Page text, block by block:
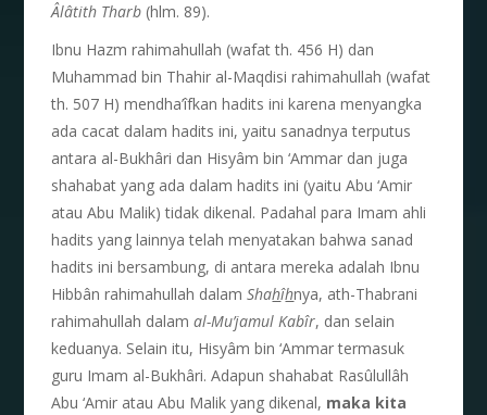
Âlâtith Tharb (hlm. 89).
Ibnu Hazm rahimahullah (wafat th. 456 H) dan
Muhammad bin Thahir al-Maqdisi rahimahullah (wafat
th. 507 H) mendha’îfkan hadits ini karena menyangka
ada cacat dalam hadits ini, yaitu sanadnya terputus
antara al-Bukhâri dan Hisyâm bin ‘Ammar dan juga
shahabat yang ada dalam hadits ini (yaitu Abu ‘Amir
atau Abu Malik) tidak dikenal. Padahal para Imam ahli
hadits yang lainnya telah menyatakan bahwa sanad
hadits ini bersambung, di antara mereka adalah Ibnu
Hibbân rahimahullah dalamShahîhnya, ath-Thabrani
rahimahullah dalamal-Mu’jamul Kabîr, dan selain
keduanya. Selain itu, Hisyâm bin ‘Ammar termasuk
guru Imam al-Bukhâri. Adapun shahabat Rasûlullâh
Abu ‘Amir atau Abu Malik yang dikenal, maka kita